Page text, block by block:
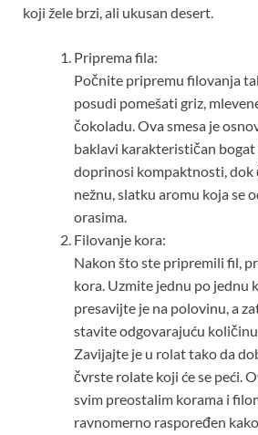
koji žele brzi, ali ukusan desert.
Priprema fila:
Počnite pripremu filovanja
posudi pomešati griz,
čokoladu. Ova smesa je
baklavi karakterističan bogat
doprinosi kompaktnosti, dok
nežnu, slatku aromu koja se
orasima.
Filovanje kora:
Nakon što ste pripremili fil,
kora. Uzmite jednu po jednu
presavijte je na polovinu, a
stavite odgovarajuću
Zavijajte je u rolat tako da
čvrste rolate koji će se peći.
svim preostalim korama i
ravnomerno raspoređen